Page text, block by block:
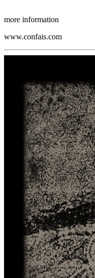
more information
www.confais.com